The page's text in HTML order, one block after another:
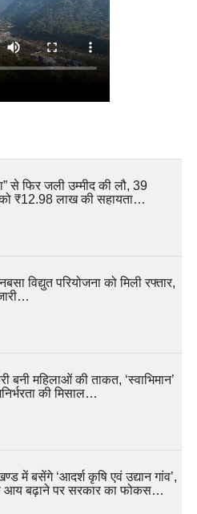
से फिर जली उम्मीद की लौ, 39
₹12.98 लाख की सहायता…
विद्युत परियोजना को मिली रफ्तार,
बनी महिलाओं की ताकत, ‘स्वाभिमान’
की मिसाल…
में बसेंगे ‘आदर्श कृषि एवं उद्यान गांव’,
आय बढ़ाने पर सरकार का फोकस…